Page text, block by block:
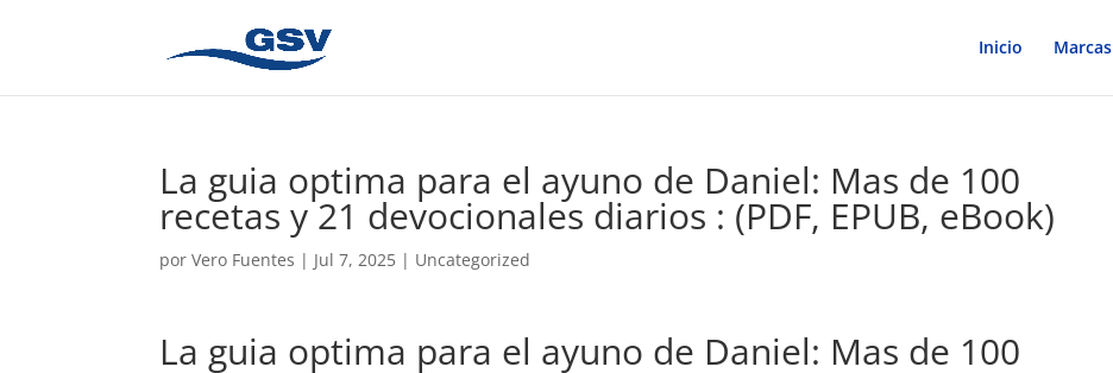
Inicio Marcas
La guia optima para el ayuno de Daniel: Mas de 100
recetas y 21 devocionales diarios : (PDF, EPUB, eBook)
porVero Fuentes | Jul 7, 2025 | Uncategorized
La guia optima para el ayuno de Daniel: Mas de 100